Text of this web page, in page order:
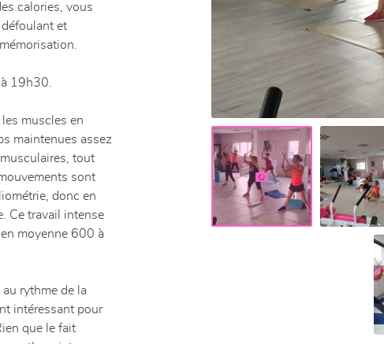
calories, vous
et
19h30.
muscles en
maintenues assez
tout
sont
donc en
Ce travail intense
moyenne 600 à
rythme de la
intéressant pour
que le fait